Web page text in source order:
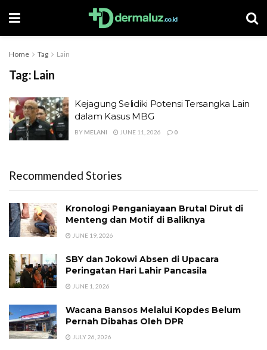
Home Tag Lain
Tag: Lain
Kejagung Selidiki Potensi Tersangka Lain
dalam Kasus MBG
BY MELANI JUNE 11, 2026 0
Recommended Stories
Kronologi Penganiayaan Brutal Dirut di
Menteng dan Motif di Baliknya
JUNE 19, 2026
SBY dan Jokowi Absen di Upacara
Peringatan Hari Lahir Pancasila
JUNE 1, 2026
Wacana Bansos Melalui Kopdes Belum
Pernah Dibahas Oleh DPR
JULY 26, 2026